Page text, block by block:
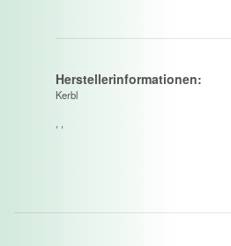
Herstellerinformationen:
Kerbl
, ,